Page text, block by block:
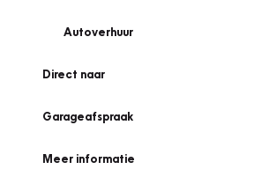
Autoverhuur
Direct naar
Garageafspraak
Meer informatie